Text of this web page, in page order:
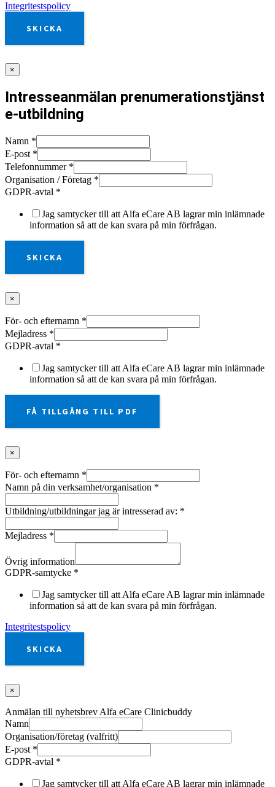
Integritestspolicy
SKICKA
×
Intresseanmälan prenumerationstjänst
e-utbildning
Namn *
E-post *
Telefonnummer *
Organisation / Företag *
GDPR-avtal *
Jag samtycker till att Alfa eCare AB lagrar min inlämnade
information så att de kan svara på min förfrågan.
SKICKA
×
För- och efternamn *
Mejladress *
GDPR-avtal *
Jag samtycker till att Alfa eCare AB lagrar min inlämnade
information så att de kan svara på min förfrågan.
FÅ TILLGÅNG TILL PDF
×
För- och efternamn *
Namn på din verksamhet/organisation *
Utbildning/utbildningar jag är intresserad av: *
Mejladress *
Övrig information
GDPR-samtycke *
Jag samtycker till att Alfa eCare AB lagrar min inlämnade
information så att de kan svara på min förfrågan.
Integritestspolicy
SKICKA
×
Anmälan till nyhetsbrev Alfa eCare Clinicbuddy
Namn
Organisation/företag (valfritt)
E-post *
GDPR-avtal *
Jag samtycker till att Alfa eCare AB lagrar min inlämnade